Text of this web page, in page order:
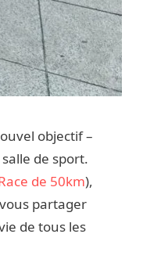
objectif –
de sport.
de 50km),
partager
de tous les